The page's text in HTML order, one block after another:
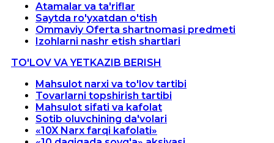
Atamalar va ta'riflar
Saytda ro'yxatdan o'tish
Ommaviy Oferta shartnomasi predmeti
Izohlarni nashr etish shartlari
TO'LOV VA YETKAZIB BERISH
Mahsulot narxi va to'lov tartibi
Tovarlarni topshirish tartibi
Mahsulot sifati va kafolat
Sotib oluvchining da'volari
«10X Narx farqi kafolati»